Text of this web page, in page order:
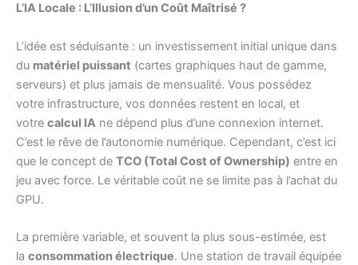
L’IA Locale : L’Illusion d’un Coût Maîtrisé ?
L’idée est séduisante : un investissement initial unique dans
du matériel puissant (cartes graphiques haut de gamme,
serveurs) et plus jamais de mensualité. Vous possédez
votre infrastructure, vos données restent en local, et
votre calcul IA ne dépend plus d’une connexion internet.
C’est le rêve de l’autonomie numérique. Cependant, c’est ici
que le concept de TCO (Total Cost of Ownership) entre en
jeu avec force. Le véritable coût ne se limite pas à l’achat du
GPU.
La première variable, et souvent la plus sous-estimée, est
la consommation électrique. Une station de travail équipée